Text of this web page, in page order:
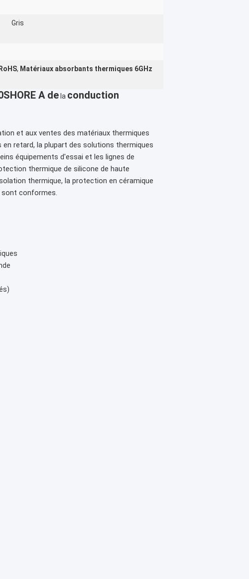
Gris
, Matériaux absorbants thermiques 6GHz
A de la conduction
et aux ventes des matériaux thermiques
retard, la plupart des solutions thermiques
équipements d'essai et les lignes de
thermique de silicone de haute
thermique, la protection en céramique
sont conformes.